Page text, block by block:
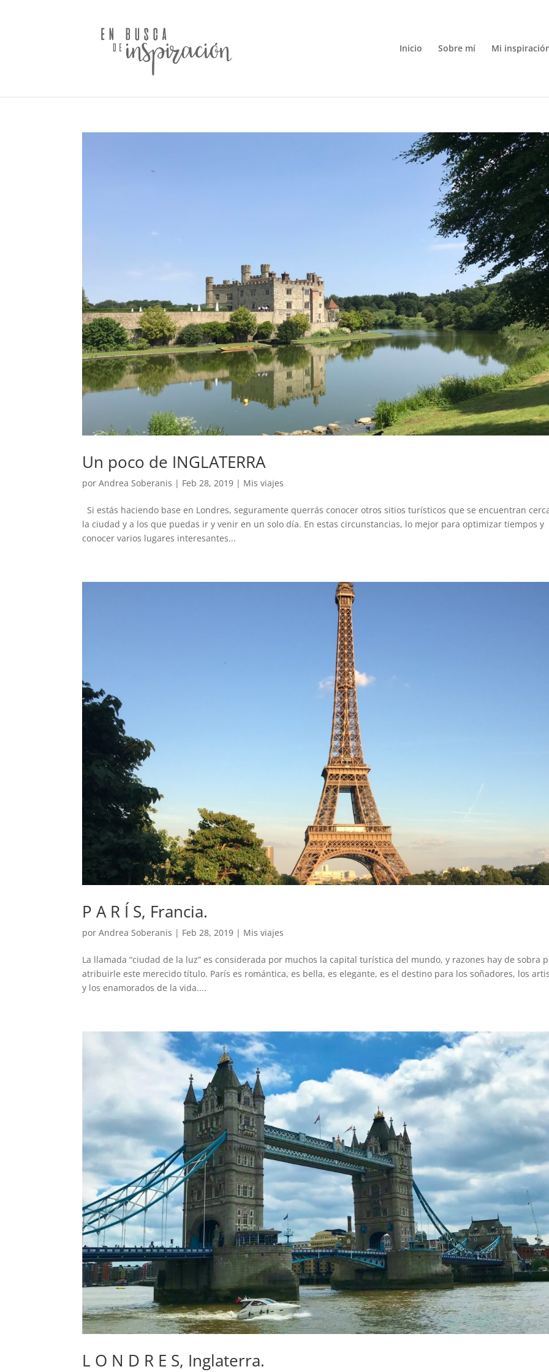
Inicio Sobre mí Mi
Un poco de INGLATERRA
porAndrea Soberanis | Feb 28, 2019 | Mis viajes
Si estás haciendo base en Londres, seguramente querrás conocer otros sitios turísticos que se encuentran
la ciudad y a los que puedas ir y venir en un solo día. En estas circunstancias, lo mejor para optimizar tiempos y
conocer varios lugares interesantes...
P A R Í S, Francia.
porAndrea Soberanis | Feb 28, 2019 | Mis viajes
La llamada “ciudad de la luz” es considerada por muchos la capital turística del mundo, y razones hay de sobra
atribuirle este merecido título. París es romántica, es bella, es elegante, es el destino para los soñadores, los
y los enamorados de la vida....
L O N D R E S, Inglaterra.